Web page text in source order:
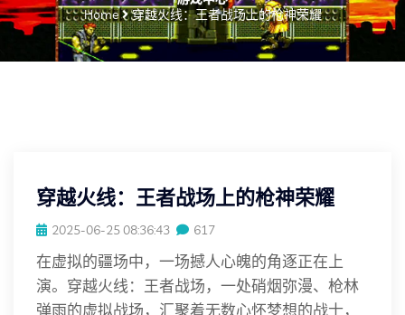
Home 穿越火线：王者战场上的枪神荣耀
穿越火线：王者战场上的枪神荣耀
2025-06-25 08:36:43 617
在虚拟的疆场中，一场撼人心魄的角逐正在上
演。穿越火线：王者战场，一处硝烟弥漫、枪林
弹雨的虚拟战场，汇聚着无数心怀梦想的战士，